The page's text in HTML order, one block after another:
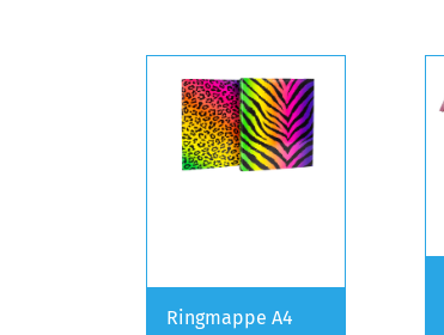
Ringmappe A4